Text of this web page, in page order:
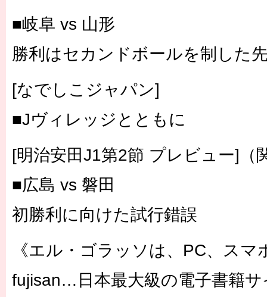
■岐阜 vs 山形
勝利はセカンドボールを制した
[なでしこジャパン]
■Jヴィレッジとともに
[明治安田J1第2節 プレビュー]（
■広島 vs 磐田
初勝利に向けた試行錯誤
《エル・ゴラッソは、PC、スマ
fujisan…日本最大級の電子書籍サ